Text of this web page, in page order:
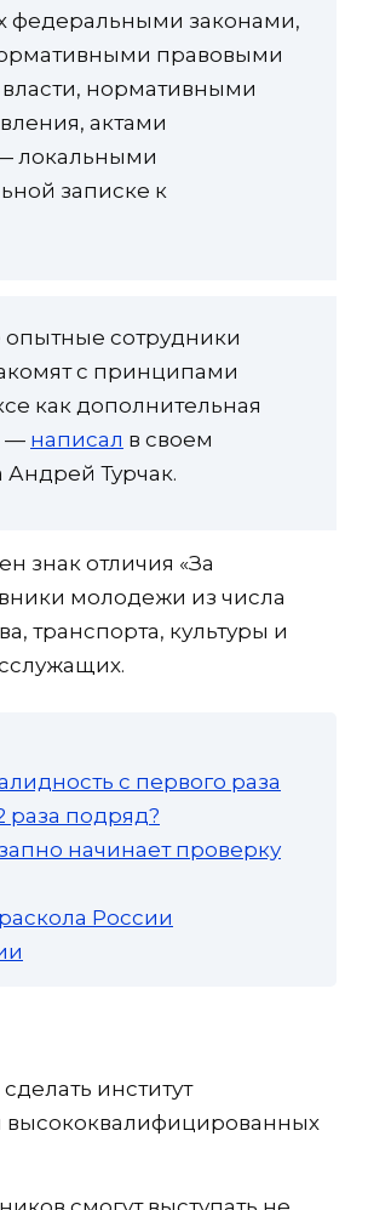
федеральными законами,
правовыми
нормативными
актами
— локальными
записке к
опытные сотрудники
с принципами
как дополнительная
— написал в своем
Турчак.
знак отличия «За
молодежи из числа
транспорта, культуры и
с первого раза
раза подряд?
начинает проверку
России
институт
высококвалифицированных